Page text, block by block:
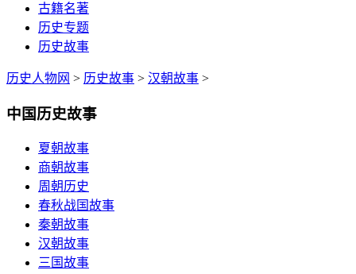
古籍名著
历史专题
历史故事
历史人物网 > 历史故事 > 汉朝故事 >
中国历史故事
夏朝故事
商朝故事
周朝历史
春秋战国故事
秦朝故事
汉朝故事
三国故事